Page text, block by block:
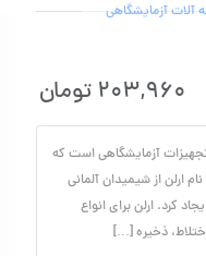
آلات آزمایشگاهی
203,960 تومان
آزمایشگاهی است که
ارلن از شیمیدان آلمانی
ارلن مایر گرفته شده است که آن را در سال 1860 ایجاد کرد. ارلن برای انواع
ذخیره […]